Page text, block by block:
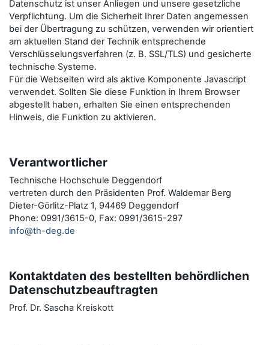
Datenschutz ist unser Anliegen und unsere gesetzliche
Verpflichtung. Um die Sicherheit Ihrer Daten angemessen
bei der Übertragung zu schützen, verwenden wir orientiert
am aktuellen Stand der Technik entsprechende
Verschlüsselungsverfahren (z. B. SSL/TLS) und gesicherte
technische Systeme.
Für die Webseiten wird als aktive Komponente Javascript
verwendet. Sollten Sie diese Funktion in Ihrem Browser
abgestellt haben, erhalten Sie einen entsprechenden
Hinweis, die Funktion zu aktivieren.
Verantwortlicher
Technische Hochschule Deggendorf
vertreten durch den Präsidenten Prof. Waldemar Berg
Dieter-Görlitz-Platz 1, 94469 Deggendorf
Phone: 0991/3615-0, Fax: 0991/3615-297
info@th-deg.de
Kontaktdaten des bestellten behördlichen
Datenschutzbeauftragten
Prof. Dr. Sascha Kreiskott